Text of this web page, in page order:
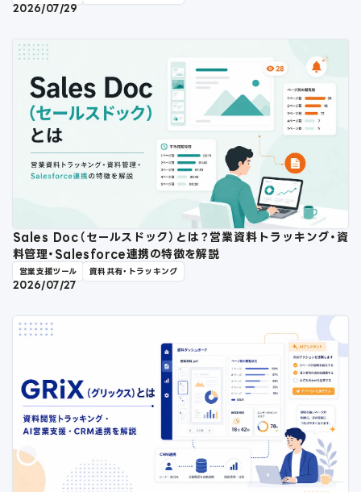
2026/07/29
Sales Doc（セールスドック）とは？営業資料トラッキング・資
料管理・Salesforce連携の特徴を解説
営業支援ツール 資料共有・トラッキング
2026/07/27